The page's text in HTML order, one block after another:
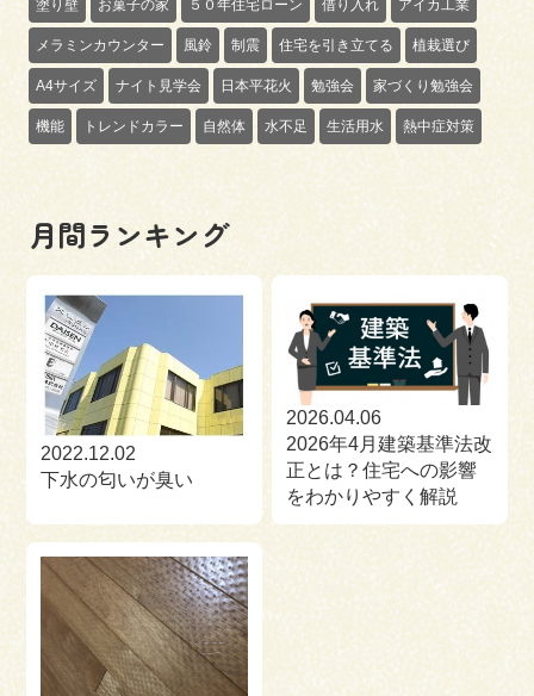
塗り壁 お菓子の家 ５０年住宅ローン 借り入れ アイカ工業
メラミンカウンター 風鈴 制震 住宅を引き立てる 植栽選び
A4サイズ ナイト見学会 日本平花火 勉強会 家づくり勉強会
機能 トレンドカラー 自然体 水不足 生活用水 熱中症対策
月間ランキング
2022.12.02
下水の匂いが臭い
2026.04.06
2026年4月建築基準法改
正とは？住宅への影響
をわかりやすく解説